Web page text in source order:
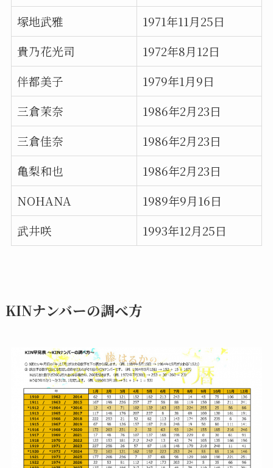
塚地武雅
1971年11月25日
貴乃花光司
1972年8月12日
伴都美子
1979年1月9日
三倉茉奈
1986年2月23日
三倉佳奈
1986年2月23日
亀梨和也
1986年2月23日
NOHANA
1989年9月16日
武井咲
1993年12月25日
KINナンバーの調べ方